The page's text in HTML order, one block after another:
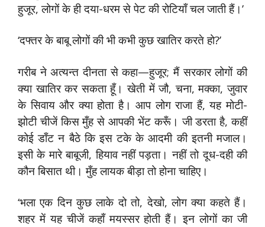
हुजूर, लोगों के ही दया-धरम से पेट की रोटियाँ चल जाती हैं।’
‘दफ्तर के बाबू लोगों की भी कभी कुछ खातिर करते हो?’
गरीब ने अत्यन्त दीनता से कहा—हुजूर; मैं सरकार लोगों की
क्या खातिर कर सकता हूँ। खेती में जौ, चना, मक्का, जुवार
के सिवाय और क्या होता है। आप लोग राजा हैं, यह मोटी-
झोटी चीजें किस मुँह से आपकी भेंट करूँ। जी डरता है, कहीं
कोई डाँट न बैठे कि इस टके के आदमी की इतनी मजाल।
इसी के मारे बाबूजी, हियाव नहीं पड़ता। नहीं तो दूध-दही की
कौन बिसात थी। मुँह लायक बीड़ा तो होना चाहिए।
‘भला एक दिन कुछ लाके दो तो, देखो, लोग क्या कहते हैं।
शहर में यह चीजें कहाँ मयस्सर होती हैं। इन लोगों का जी